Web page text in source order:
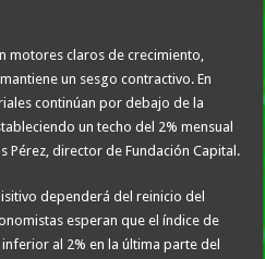
motores claros de crecimiento,
un sesgo contractivo. En
continúan por debajo de la
un techo del 2% mensual
Pérez, director de Fundación Capital.
dependerá del reinicio del
esperan que el índice de
al 2% en la última parte del